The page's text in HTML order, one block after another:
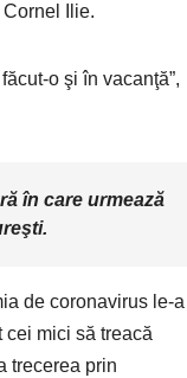
Ilie.
o şi în vacanţă”,
în care urmează
de coronavirus le-a
cei mici să treacă
trecerea prin